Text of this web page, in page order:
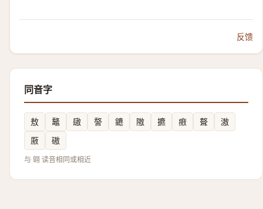
反馈
同音字
敖 鼇 䦋 謷 䥝 隞 㩠 㾲 聱
滶
厫
磝
与 翶 读音相同或相近